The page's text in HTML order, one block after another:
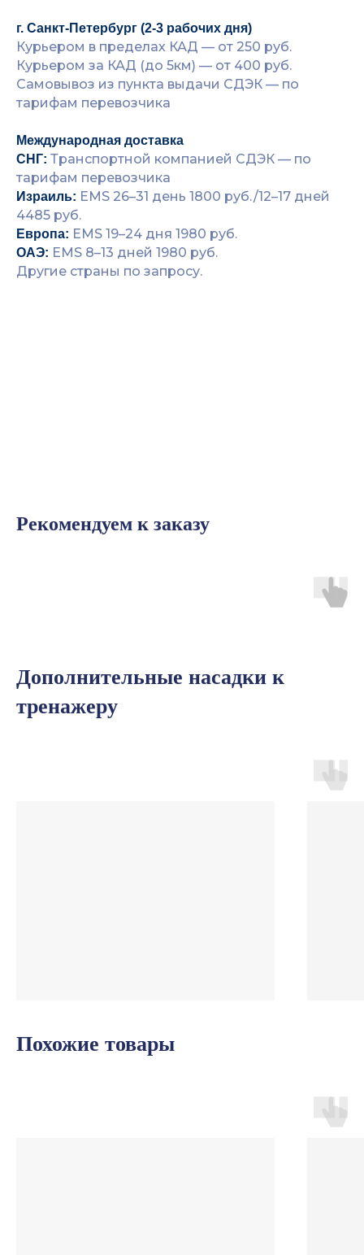
г. Санкт-Петербург (2-3 рабочих дня)
Курьером в пределах КАД — от 250 руб.
Курьером за КАД (до 5км) — от 400 руб.
Самовывоз из пункта выдачи СДЭК — по
тарифам перевозчика
Международная доставка
СНГ: Транспортной компанией СДЭК — по
тарифам перевозчика
Израиль: EMS 26–31 день 1800 руб./12–17 дней
4485 руб.
Европа: EMS 19–24 дня 1980 руб.
ОАЭ: EMS 8–13 дней 1980 руб.
Другие страны по запросу.
Рекомендуем к заказу
Дополнительные насадки к
тренажеру
Похожие товары